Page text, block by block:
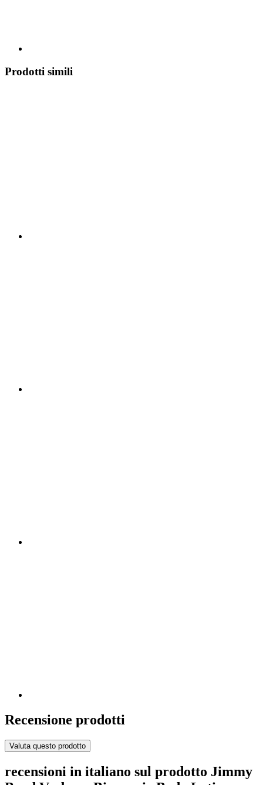
Prodotti simili
Recensione prodotti
Valuta questo prodotto
recensioni in italiano sul prodotto Jimmy